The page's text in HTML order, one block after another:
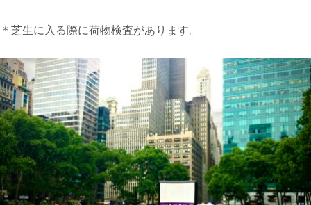
＊芝生に入る際に荷物検査があります。